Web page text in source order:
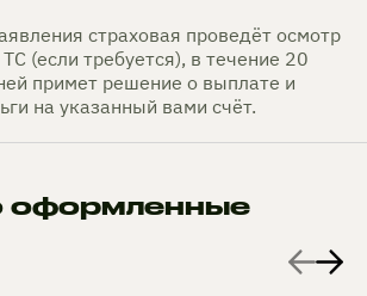
страховая проведёт осмотр
(если требуется), в течение 20
примет решение о выплате и
на указанный вами счёт.
оформленные